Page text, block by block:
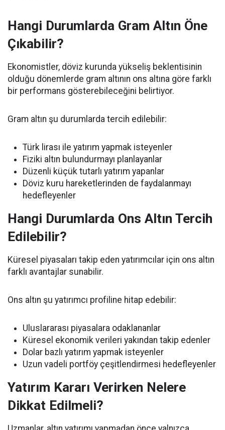
Hangi Durumlarda Gram Altın Öne
Çıkabilir?
Ekonomistler, döviz kurunda yükseliş beklentisinin
olduğu dönemlerde gram altının ons altına göre farklı
bir performans gösterebileceğini belirtiyor.
Gram altın şu durumlarda tercih edilebilir:
Türk lirası ile yatırım yapmak isteyenler
Fiziki altın bulundurmayı planlayanlar
Düzenli küçük tutarlı yatırım yapanlar
Döviz kuru hareketlerinden de faydalanmayı
hedefleyenler
Hangi Durumlarda Ons Altın Tercih
Edilebilir?
Küresel piyasaları takip eden yatırımcılar için ons altın
farklı avantajlar sunabilir.
Ons altın şu yatırımcı profiline hitap edebilir:
Uluslararası piyasalara odaklananlar
Küresel ekonomik verileri yakından takip edenler
Dolar bazlı yatırım yapmak isteyenler
Uzun vadeli portföy çeşitlendirmesi hedefleyenler
Yatırım Kararı Verirken Nelere
Dikkat Edilmeli?